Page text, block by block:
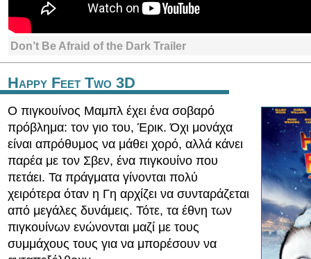
Don’t Be Afraid of the Dark Trailer
Happy Feet Two 3D
Ο πιγκουίνος Μαμπλ έχει ένα σοβαρό
πρόβλημα: τον γιο του, Έρικ. Όχι μονάχα
είναι απρόθυμος να μάθει χορό, αλλά κάνει
παρέα με τον Σβεν, ένα πιγκουίνο που
πετάει. Τα πράγματα γίνονται πολύ
χειρότερα όταν η Γη αρχίζει να συνταράζεται
από μεγάλες δυνάμεις. Τότε, τα έθνη των
πιγκουίνων ενώνονται μαζί με τους
συμμάχους τους για να μπορέσουν να